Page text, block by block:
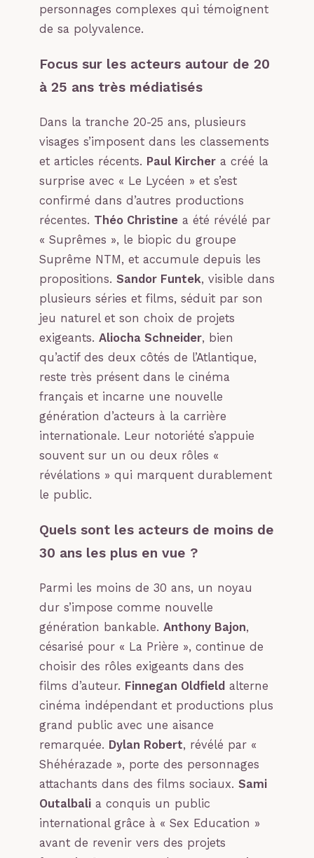
personnages complexes qui témoignent
de sa polyvalence.
Focus sur les acteurs autour de 20
à 25 ans très médiatisés
Dans la tranche 20-25 ans, plusieurs
visages s’imposent dans les classements
et articles récents. Paul Kircher a créé la
surprise avec « Le Lycéen » et s’est
confirmé dans d’autres productions
récentes. Théo Christine a été révélé par
« Suprêmes », le biopic du groupe
Suprême NTM, et accumule depuis les
propositions. Sandor Funtek, visible dans
plusieurs séries et films, séduit par son
jeu naturel et son choix de projets
exigeants. Aliocha Schneider, bien
qu’actif des deux côtés de l’Atlantique,
reste très présent dans le cinéma
français et incarne une nouvelle
génération d’acteurs à la carrière
internationale. Leur notoriété s’appuie
souvent sur un ou deux rôles «
révélations » qui marquent durablement
le public.
Quels sont les acteurs de moins de
30 ans les plus en vue ?
Parmi les moins de 30 ans, un noyau
dur s’impose comme nouvelle
génération bankable. Anthony Bajon,
césarisé pour « La Prière », continue de
choisir des rôles exigeants dans des
films d’auteur. Finnegan Oldfield alterne
cinéma indépendant et productions plus
grand public avec une aisance
remarquée. Dylan Robert, révélé par «
Shéhérazade », porte des personnages
attachants dans des films sociaux. Sami
Outalbali a conquis un public
international grâce à « Sex Education »
avant de revenir vers des projets